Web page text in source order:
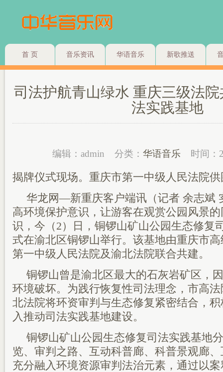
首 页 音乐资讯 华语音乐 新歌推送
司法护航青山绿水 重庆三级法
法实践基地
编辑：admin 分类： 华语音乐 时间：
揭牌仪式现场。重庆市第一中级人民法院供
华龙网—新重庆客户端讯（记者 余志斌
高环境保护意识，让游客在观赏公园风景
识，今（2）日，铜锣山矿山公园生态修复
式在渝北区铜锣山举行。该基地由重庆市
第一中级人民法院及渝北法院联合共建。
铜锣山曾是渝北区最大的石灰岩矿区，
环境破坏。为践行恢复性司法理念，市高
北法院将环资审判与生态修复紧密结合，
入推动司法实践基地建设。
铜锣山矿山公园生态修复司法实践基地
览、审判之路、互动科普廊、科普景观廊
充分融入环境资源审判法治元素，通过以